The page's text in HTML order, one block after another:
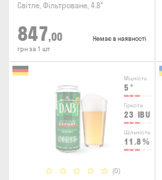
Світле, Фільтроване, 4.8°
847,00
грн за 1 шт
Немає в наявності
Міцність
5 °
Гіркота
23 IBU
Щільність
11.8 %
(0)